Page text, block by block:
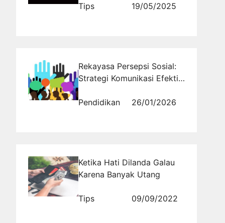
dengan Mudah Melalui
Tips 19/05/2025
Rekayasa Persepsi Sosial:
Strategi Komunikasi Efektif
Publik di Era Media Baru
Pendidikan 26/01/2026
Ketika Hati Dilanda Galau
Karena Banyak Utang
Tips 09/09/2022